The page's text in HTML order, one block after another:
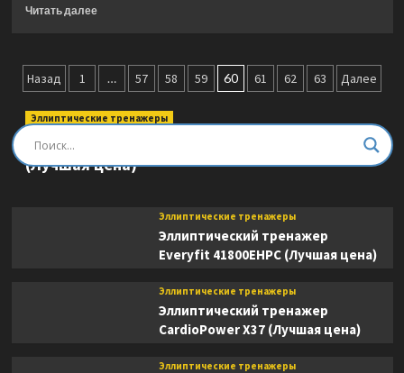
Читать далееПрочитать
тренажер
Matrix
Fitness
Rower
цена)
Пагинация
записей
Назад 1 … 57 58 59 60 61 62 63 Далее
Эллиптические тренажеры
Эллиптический тренажер DFC E8745T
(Лучшая цена)
Эллиптические тренажеры
Эллиптический тренажер
Everyfit 41800EHPC (Лучшая цена)
Эллиптические тренажеры
Эллиптический тренажер
CardioPower X37 (Лучшая цена)
Эллиптические тренажеры